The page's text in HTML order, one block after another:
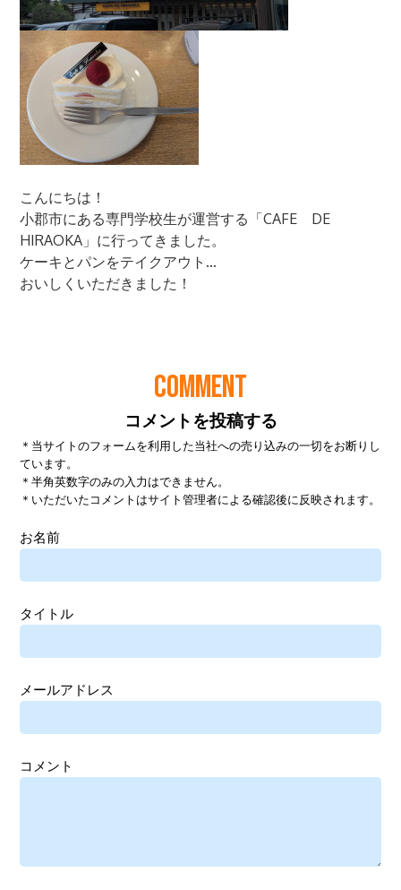
COMMENT
コメントを投稿する
＊当サイトのフォームを利用した当社への売り込みの一切をお断りし
ています。
＊半角英数字のみの入力はできません。
＊いただいたコメントはサイト管理者による確認後に反映されます。
お名前
タイトル
メールアドレス
コメント